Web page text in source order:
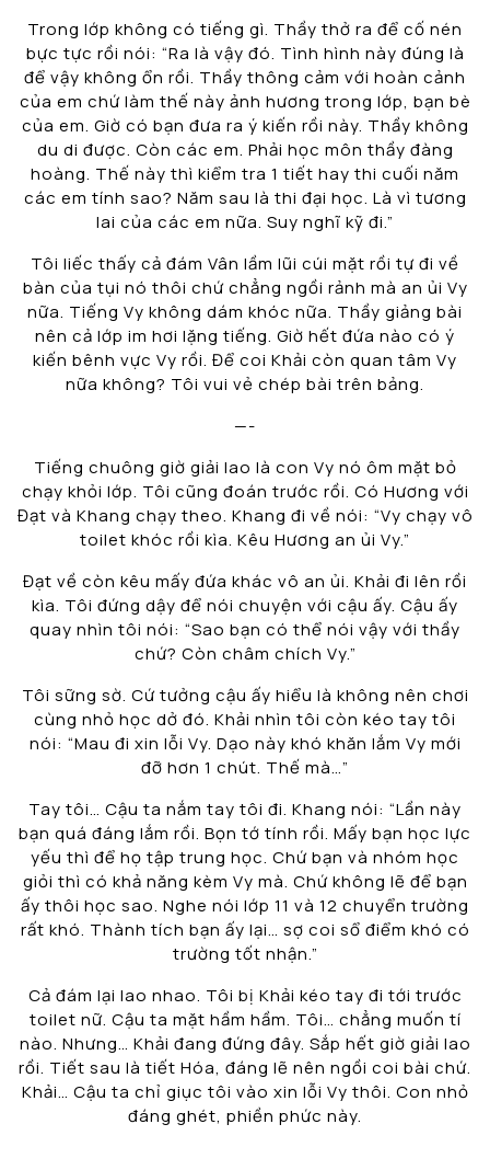
Trong lớp không có tiếng gì. Thầy thở ra để cố nén
bực tực rồi nói: “Ra là vậy đó. Tình hình này đúng là
để vậy không ổn rồi. Thầy thông cảm với hoàn cảnh
của em chứ làm thế này ảnh hương trong lớp, bạn bè
của em. Giờ có bạn đưa ra ý kiến rồi này. Thầy không
du di được. Còn các em. Phải học môn thầy đàng
hoàng. Thế này thì kiểm tra 1 tiết hay thi cuối năm
các em tính sao? Năm sau là thi đại học. Là vì tương
lai của các em nữa. Suy nghĩ kỹ đi.”
Tôi liếc thấy cả đám Vân lầm lũi cúi mặt rồi tự đi về
bàn của tụi nó thôi chứ chẳng ngồi rảnh mà an ủi Vy
nữa. Tiếng Vy không dám khóc nữa. Thầy giảng bài
nên cả lớp im hơi lặng tiếng. Giờ hết đứa nào có ý
kiến bênh vực Vy rồi. Để coi Khải còn quan tâm Vy
nữa không? Tôi vui vẻ chép bài trên bảng.
—-
Tiếng chuông giờ giải lao là con Vy nó ôm mặt bỏ
chạy khỏi lớp. Tôi cũng đoán trước rồi. Có Hương với
Đạt và Khang chạy theo. Khang đi về nói: “Vy chạy vô
toilet khóc rồi kìa. Kêu Hương an ủi Vy.”
Đạt về còn kêu mấy đứa khác vô an ủi. Khải đi lên rồi
kìa. Tôi đứng dậy để nói chuyện với cậu ấy. Cậu ấy
quay nhìn tôi nói: “Sao bạn có thể nói vậy với thầy
chứ? Còn châm chích Vy.”
Tôi sững sờ. Cứ tưởng cậu ấy hiểu là không nên chơi
cùng nhỏ học dở đó. Khải nhìn tôi còn kéo tay tôi
nói: “Mau đi xin lỗi Vy. Dạo này khó khăn lắm Vy mới
đỡ hơn 1 chút. Thế mà…”
Tay tôi… Cậu ta nắm tay tôi đi. Khang nói: “Lần này
bạn quá đáng lắm rồi. Bọn tớ tính rồi. Mấy bạn học lực
yếu thì để họ tập trung học. Chứ bạn và nhóm học
giỏi thì có khả năng kèm Vy mà. Chứ không lẽ để bạn
ấy thôi học sao. Nghe nói lớp 11 và 12 chuyển trường
rất khó. Thành tích bạn ấy lại… sợ coi sổ điểm khó có
trường tốt nhận.”
Cả đám lại lao nhao. Tôi bị Khải kéo tay đi tới trước
toilet nữ. Cậu ta mặt hầm hầm. Tôi… chẳng muốn tí
nào. Nhưng… Khải đang đứng đây. Sắp hết giờ giải lao
rồi. Tiết sau là tiết Hóa, đáng lẽ nên ngồi coi bài chứ.
Khải… Cậu ta chỉ giục tôi vào xin lỗi Vy thôi. Con nhỏ
đáng ghét, phiền phức này.